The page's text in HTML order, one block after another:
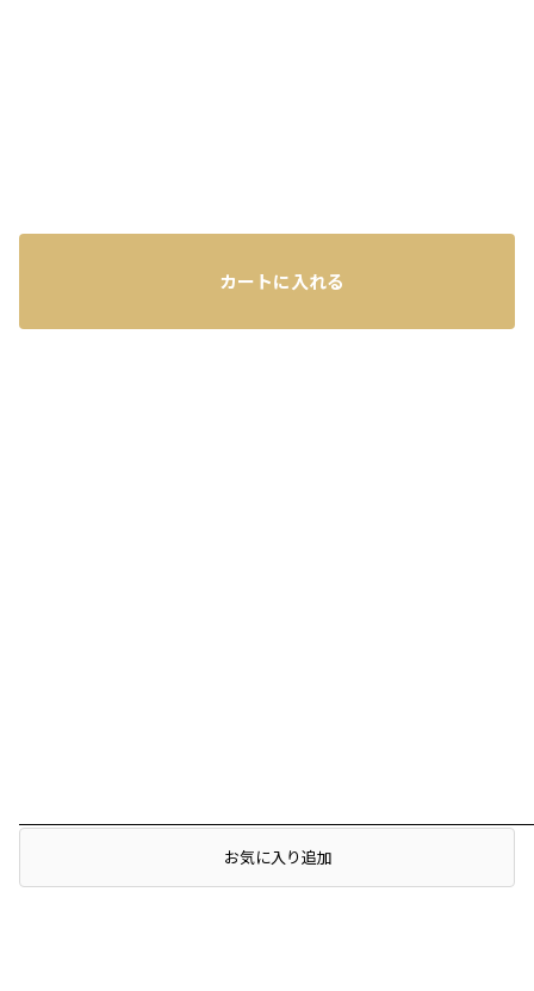
カートに入れる
お気に入り追加